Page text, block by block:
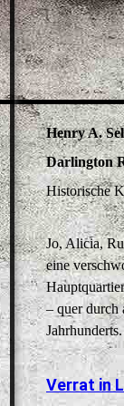
Henry A.
Darlington
Historische
Jo, Alicia,
eine
– quer durch
Jahrhunderts.
Verrat in